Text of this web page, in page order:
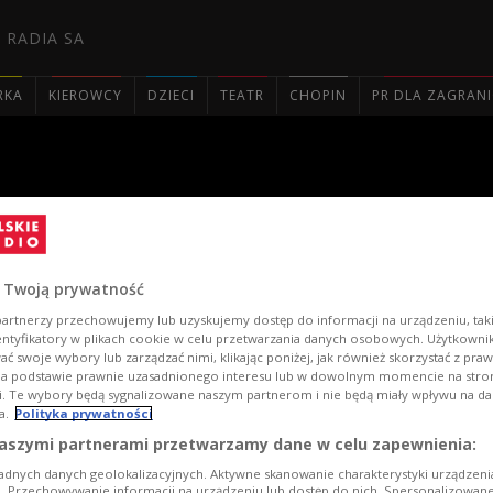
RADIA SA
KIEROWCY DZIECI TEATR CHOPIN PR DLA
w Czwórce cz.2.
Girls
Twoją prywatność
przechowujemy lub uzyskujemy dostęp do informacji na urządzeniu,
w plikach cookie w celu przetwarzania danych osobowych.
swoje wybory lub zarządzać nimi, klikając poniżej, jak również skorzystać z
podstawie prawnie uzasadnionego interesu lub w dowolnym momencie na
Te wybory będą sygnalizowane naszym partnerom i nie będą miały wpływu na
Polityka prywatności
partnerami przetwarzamy dane w celu zapewnienia:
danych geolokalizacyjnych. Aktywne skanowanie charakterystyki